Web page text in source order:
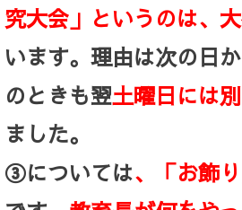
究大会」というのは、
います。理由は次の日
のときも翌土曜日には
ました。
③については、「お飾